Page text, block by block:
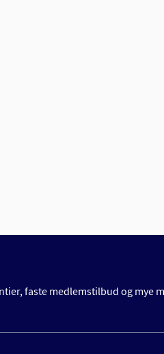
faste medlemstilbud og mye